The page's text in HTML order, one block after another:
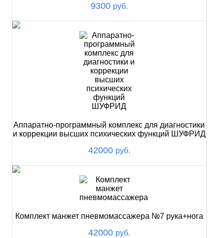
9300 руб.
Аппаратно-программный комплекс для диагностики
и коррекции высших психических функций ШУФРИД
42000 руб.
Комплект манжет пневмомассажера №7 рука+нога
42000 руб.